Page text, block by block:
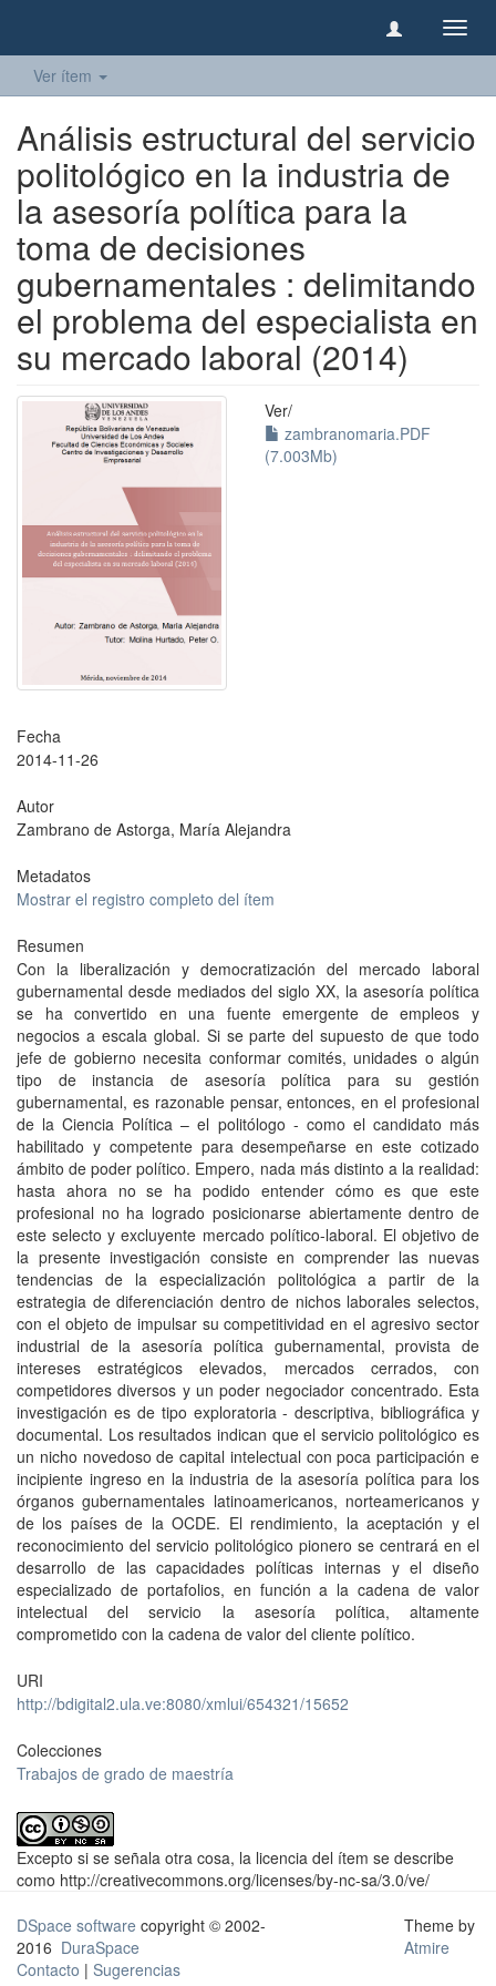
Ver ítem
Análisis estructural del servicio
politológico en la industria de
la asesoría política para la
toma de decisiones
gubernamentales : delimitando
el problema del especialista en
su mercado laboral (2014)
Ver/
zambranomaria.PDF
(7.003Mb)
Fecha
2014-11-26
Autor
Zambrano de Astorga, María Alejandra
Metadatos
Mostrar el registro completo del ítem
Resumen
Con la liberalización y democratización del mercado laboral
gubernamental desde mediados del siglo XX, la asesoría política
se ha convertido en una fuente emergente de empleos y
negocios a escala global. Si se parte del supuesto de que todo
jefe de gobierno necesita conformar comités, unidades o algún
tipo de instancia de asesoría política para su gestión
gubernamental, es razonable pensar, entonces, en el profesional
de la Ciencia Política – el politólogo - como el candidato más
habilitado y competente para desempeñarse en este cotizado
ámbito de poder político. Empero, nada más distinto a la realidad:
hasta ahora no se ha podido entender cómo es que este
profesional no ha logrado posicionarse abiertamente dentro de
este selecto y excluyente mercado político-laboral. El objetivo de
la presente investigación consiste en comprender las nuevas
tendencias de la especialización politológica a partir de la
estrategia de diferenciación dentro de nichos laborales selectos,
con el objeto de impulsar su competitividad en el agresivo sector
industrial de la asesoría política gubernamental, provista de
intereses estratégicos elevados, mercados cerrados, con
competidores diversos y un poder negociador concentrado. Esta
investigación es de tipo exploratoria - descriptiva, bibliográfica y
documental. Los resultados indican que el servicio politológico es
un nicho novedoso de capital intelectual con poca participación e
incipiente ingreso en la industria de la asesoría política para los
órganos gubernamentales latinoamericanos, norteamericanos y
de los países de la OCDE. El rendimiento, la aceptación y el
reconocimiento del servicio politológico pionero se centrará en el
desarrollo de las capacidades políticas internas y el diseño
especializado de portafolios, en función a la cadena de valor
intelectual del servicio la asesoría política, altamente
comprometido con la cadena de valor del cliente político.
URI
http://bdigital2.ula.ve:8080/xmlui/654321/15652
Colecciones
Trabajos de grado de maestría
Excepto si se señala otra cosa, la licencia del ítem se describe
como http://creativecommons.org/licenses/by-nc-sa/3.0/ve/
DSpace software copyright © 2002-
2016 DuraSpace
Contacto | Sugerencias
Theme by
Atmire